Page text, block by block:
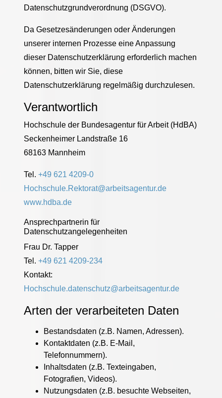
Datenschutzgrundverordnung (DSGVO).
Da Gesetzesänderungen oder Änderungen
unserer internen Prozesse eine Anpassung
dieser Datenschutzerklärung erforderlich machen
können, bitten wir Sie, diese
Datenschutzerklärung regelmäßig durchzulesen.
Verantwortlich
Hochschule der Bundesagentur für Arbeit (HdBA)
Seckenheimer Landstraße 16
68163 Mannheim
Tel. +49 621 4209-0
Hochschule.Rektorat@arbeitsagentur.de
www.hdba.de
Ansprechpartnerin für
Datenschutzangelegenheiten
Frau Dr. Tapper
Tel. +49 621 4209-234
Kontakt:
Hochschule.datenschutz@arbeitsagentur.de
Arten der verarbeiteten Daten
Bestandsdaten (z.B. Namen, Adressen).
Kontaktdaten (z.B. E-Mail,
Telefonnummern).
Inhaltsdaten (z.B. Texteingaben,
Fotografien, Videos).
Nutzungsdaten (z.B. besuchte Webseiten,